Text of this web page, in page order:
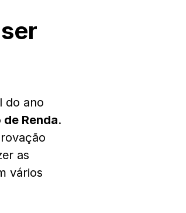
do ano
Renda.
as
vários